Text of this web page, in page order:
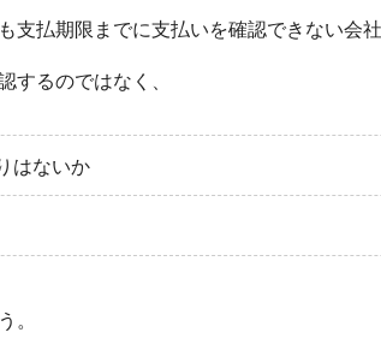
支払期限までに支払いを確認できない会社
するのではなく、
はないか
。